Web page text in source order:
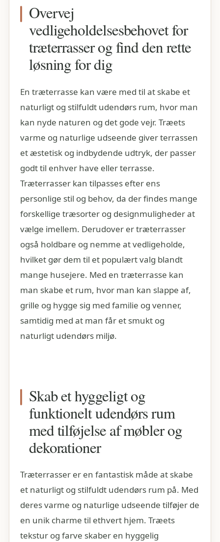
Overvej
vedligeholdelsesbehovet for
træterrasser og find den rette
løsning for dig
En træterrasse kan være med til at skabe et
naturligt og stilfuldt udendørs rum, hvor man
kan nyde naturen og det gode vejr. Træets
varme og naturlige udseende giver terrassen
et æstetisk og indbydende udtryk, der passer
godt til enhver have eller terrasse.
Træterrasser kan tilpasses efter ens
personlige stil og behov, da der findes mange
forskellige træsorter og designmuligheder at
vælge imellem. Derudover er træterrasser
også holdbare og nemme at vedligeholde,
hvilket gør dem til et populært valg blandt
mange husejere. Med en træterrasse kan
man skabe et rum, hvor man kan slappe af,
grille og hygge sig med familie og venner,
samtidig med at man får et smukt og
naturligt udendørs miljø.
Skab et hyggeligt og
funktionelt udendørs rum
med tilføjelse af møbler og
dekorationer
Træterrasser er en fantastisk måde at skabe
et naturligt og stilfuldt udendørs rum på. Med
deres varme og naturlige udseende tilføjer de
en unik charme til ethvert hjem. Træets
tekstur og farve skaber en hyggelig